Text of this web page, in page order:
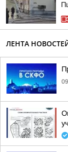
ЛЕНТА